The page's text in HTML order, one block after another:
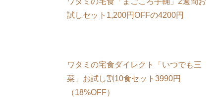
試しセット1,200円OFFの4200円
ワタミの宅食ダイレクト「いつでも三
菜」お試し割10食セット3990円
（18%OFF）